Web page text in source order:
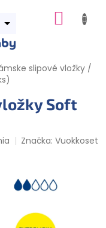
slipové vložky /
Soft
Značka:Vuokkoset